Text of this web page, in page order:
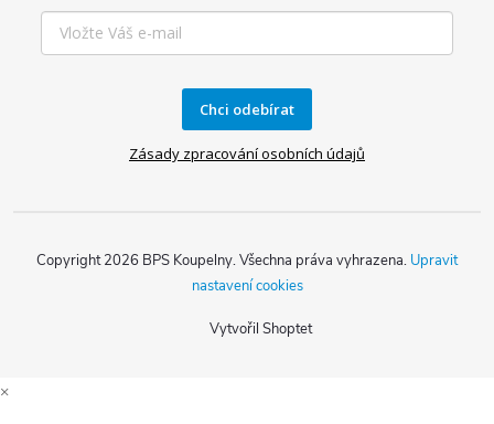
Chci odebírat
Zásady zpracování osobních údajů
Vytvořil Shoptet
Copyright 2026 BPS Koupelny. Všechna práva vyhrazena. Upravit
nastavení cookies
×